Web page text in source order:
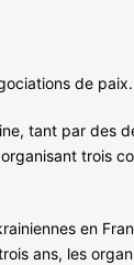
de paix.
tant par des
trois
en
ans, les